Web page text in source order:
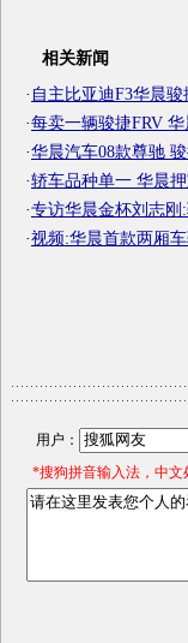
相关新闻
· 自主比亚迪F3华晨
·每卖一辆骏捷FRV
·华晨汽车08款尊驰
·轿车品种单一 华晨
·专访华晨金杯刘志刚
·视频:华晨首款两厢
用户：
*搜狗拼音输入法，中文